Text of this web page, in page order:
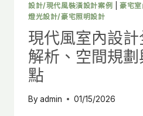
全
解
析！
設計/現代風裝潢設計案例
豪宅
燈光設計/豪宅照明設計
現代風室內設
解析、空間規
點
Byadmin 01/15/2026